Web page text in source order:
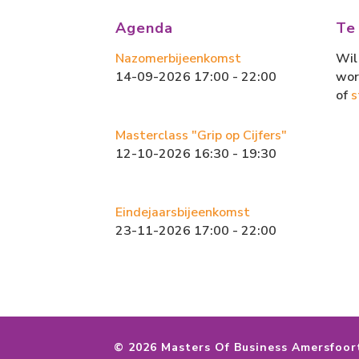
oko
n
Agenda
Nazomerbijeenkomst
14-09-2026 17:00 - 22:00
Masterclass "Grip op Cijfers"
12-10-2026 16:30 - 19:30
Eindejaarsbijeenkomst
23-11-2026 17:00 - 22:00
Wil
of
© 2026 Masters Of Business